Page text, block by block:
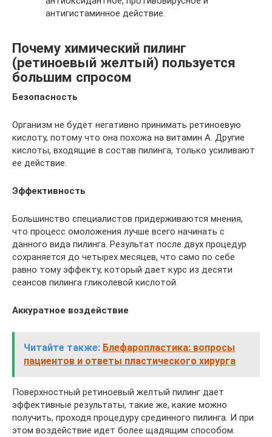
антигистаминное действие.
Почему химический пилинг
(ретиноевый желтый) пользуется
большим спросом
Безопасность
Организм не будет негативно принимать ретиноевую
кислоту, потому что она похожа на витамин А. Другие
кислоты, входящие в состав пилинга, только усиливают
ее действие.
Эффективность
Большинство специалистов придерживаются мнения,
что процесс омоложения лучше всего начинать с
данного вида пилинга. Результат после двух процедур
сохраняется до четырех месяцев, что само по себе
равно тому эффекту, который дает курс из десяти
сеансов пилинга гликолевой кислотой.
Аккуратное воздействие
Читайте также: Блефаропластика: вопросы
пациентов и ответы пластического хирурга
Поверхностный ретиноевый желтый пилинг дает
эффективные результаты, такие же, какие можно
получить, проходя процедуру срединного пилинга. И при
этом воздействие идет более щадящим способом.